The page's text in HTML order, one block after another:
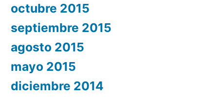
octubre 2015
septiembre 2015
agosto 2015
mayo 2015
diciembre 2014